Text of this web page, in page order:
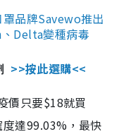
品牌Savewo推出
Delta變種病毒
>>按此選購<<
價只要$18就買
達99.03%，最快